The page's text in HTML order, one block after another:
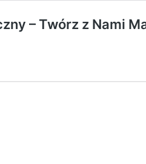
– Twórz z Nami